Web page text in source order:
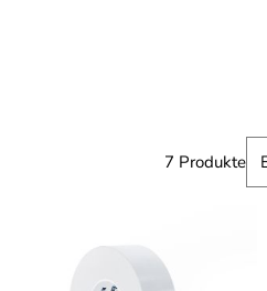
7 Produkte